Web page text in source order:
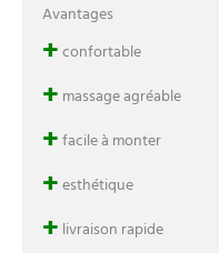
Avantages
+confortable
+ massage agréable
+facile à monter
+esthétique
+ livraison rapide